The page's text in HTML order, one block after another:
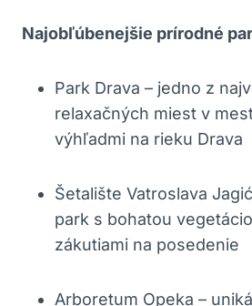
Najobľúbenejšie prírodné
Park Drava – jedno z
relaxačných miest v
výhľadmi na rieku Drava
Šetalište Vatroslava
park s bohatou
zákutiami na posedenie
Arboretum Opeka –